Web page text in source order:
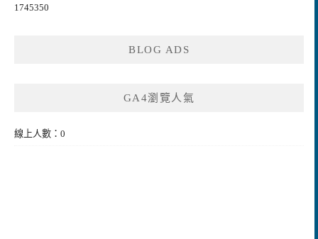
1745350
BLOG ADS
GA4瀏覽人氣
線上人數：0